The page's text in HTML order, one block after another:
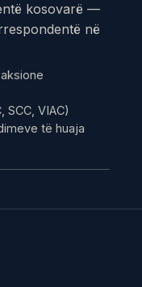
kosovarë —
në
SCC, VIAC)
të huaja